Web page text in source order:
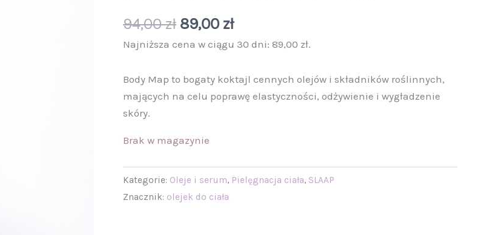
94,00zł 89,00 zł
Najniższa cena w ciągu 30 dni: 89,00 zł.
Body Map to bogaty koktajl cennych olejów i składników roślinnych,
mających na celu poprawę elastyczności, odżywienie i wygładzenie
skóry.
Brak w magazynie
Kategorie: Oleje i serum, Pielęgnacja ciała, SLAAP
Znacznik: olejek do ciała